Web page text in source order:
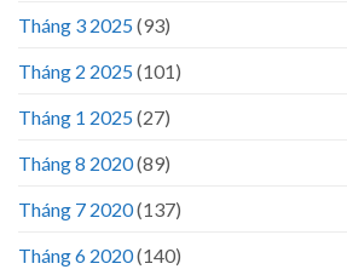
Tháng 3 2025(93)
Tháng 2 2025(101)
Tháng 1 2025(27)
Tháng 8 2020(89)
Tháng 7 2020(137)
Tháng 6 2020(140)